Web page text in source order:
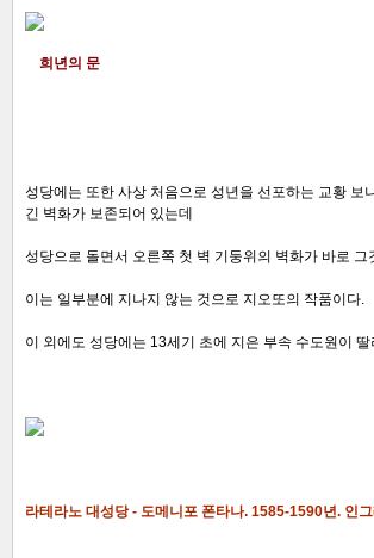
희년의 문
성당에는 또한 사상 처음으로 성년을 선포하는 교황 보
긴 벽화가 보존되어 있는데
성당으로 돌면서 오른쪽 첫 벽 기둥위의 벽화가 바로 그
이는 일부분에 지나지 않는 것으로 지오또의 작품이다.
이 외에도 성당에는 13세기 초에 지은 부속 수도원이 딸
라테라노 대성당 - 도메니포 폰타나. 1585-1590년. 인